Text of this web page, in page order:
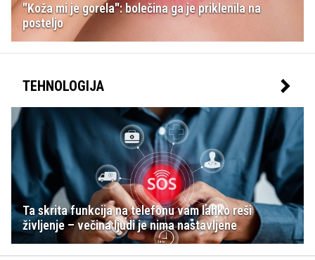
"Koža mi je gorela": bolečina ga je priklenila na
posteljo
TEHNOLOGIJA
Ta skrita funkcija na telefonu vam lahko reši
življenje – večina ljudi je nima nastavljene